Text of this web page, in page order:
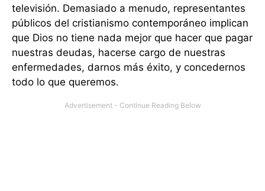
televisión. Demasiado a menudo, representantes
públicos del cristianismo contemporáneo implican
que Dios no tiene nada mejor que hacer que pagar
nuestras deudas, hacerse cargo de nuestras
enfermedades, darnos más éxito, y concedernos
todo lo que queremos.